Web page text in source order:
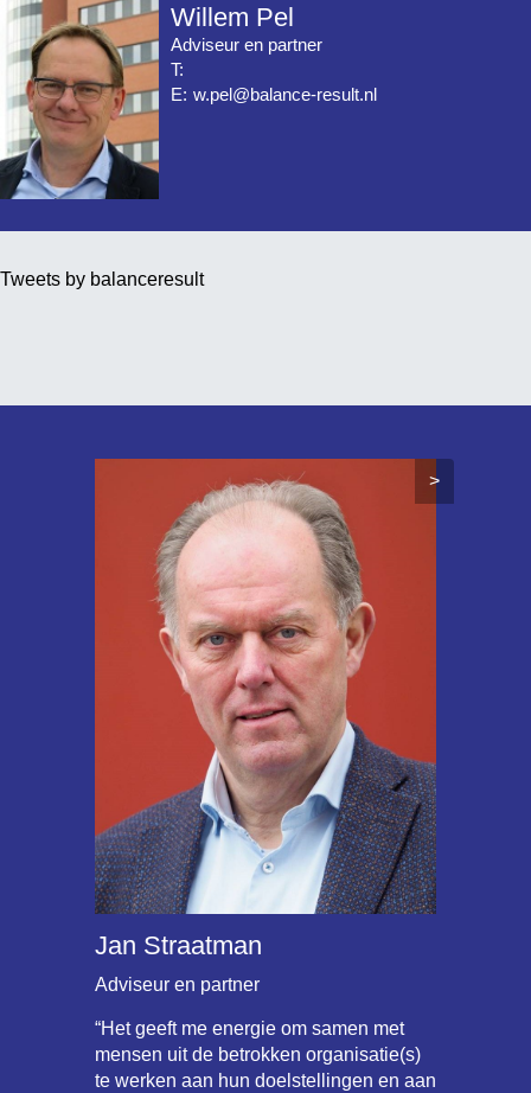
Willem Pel
Adviseur en partner
T:
E: w.pel@balance-result.nl
Tweets by balanceresult
Jan Straatman
Adviseur en partner
“Het geeft me energie om samen met
mensen uit de betrokken organisatie(s)
te werken aan hun doelstellingen en aan
>